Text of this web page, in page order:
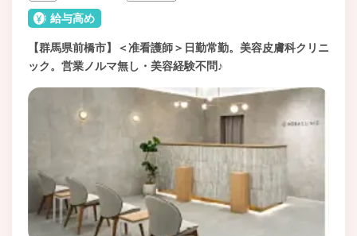
給与高め
【群馬県前橋市】＜准看護師＞日勤常勤。美容皮膚科クリニ
ック。営業ノルマ無し・美容経験不問♪